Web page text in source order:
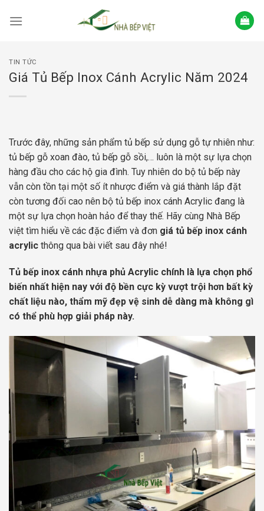
TIN TỨC
Giá Tủ Bếp Inox Cánh Acrylic Năm 2024
Trước đây, những sản phẩm tủ bếp sử dụng gỗ tự nhiên như:
tủ bếp gỗ xoan đào, tủ bếp gỗ sồi,… luôn là một sự lựa chọn
hàng đầu cho các hộ gia đình. Tuy nhiên do bộ tủ bếp này
vẫn còn tồn tại một số ít nhược điểm và giá thành lắp đặt
còn tương đối cao nên bộ tủ bếp inox cánh Acrylic đang là
một sự lựa chọn hoàn hảo để thay thế. Hãy cùng Nhà Bếp
việt tìm hiểu về các đặc điểm và đơn giá tủ bếp inox cánh
acrylic thông qua bài viết sau đây nhé!
Tủ bếp inox cánh nhựa phủ Acrylic chính là lựa chọn phổ
biến nhất hiện nay với độ bền cực kỳ vượt trội hơn bất kỳ
chất liệu nào, thẩm mỹ đẹp vệ sinh dễ dàng mà không gì
có thể phù hợp giải pháp này.